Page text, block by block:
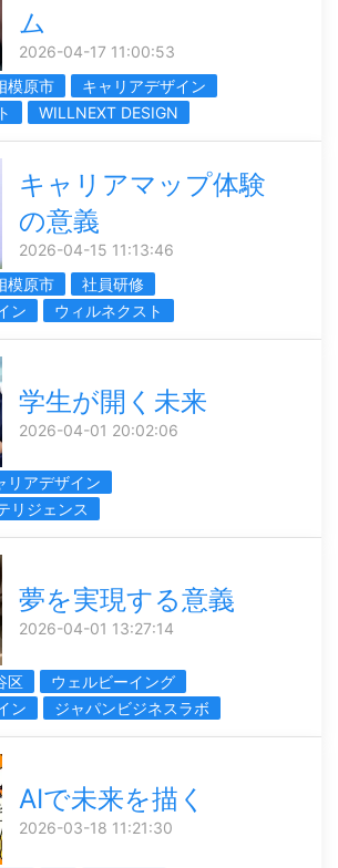
ム
2026-04-17 11:00:53
模原市
キャリアデザイン
WILLNEXT DESIGN
キャリアマップ体験
の意義
2026-04-15 11:13:46
模原市
社員研修
ン
ウィルネクスト
学生が開く未来
2026-04-01 20:02:06
リアデザイン
リジェンス
夢を実現する意義
2026-04-01 13:27:14
区
ウェルビーイング
ン
ジャパンビジネスラボ
AIで未来を描く
2026-03-18 11:21:30